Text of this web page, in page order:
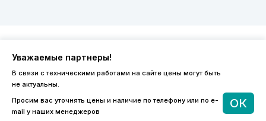
Уважаемые партнеры!
В связи с техническими работами на сайте цены могут быть
не актуальны.
Просим вас уточнять цены и наличие по телефону или по e-
mail у наших менеджеров
ОК
8 (800) 600-44-94
ПН-ПТ 9:00 - 18:00
order@sibvols.ru
О компании